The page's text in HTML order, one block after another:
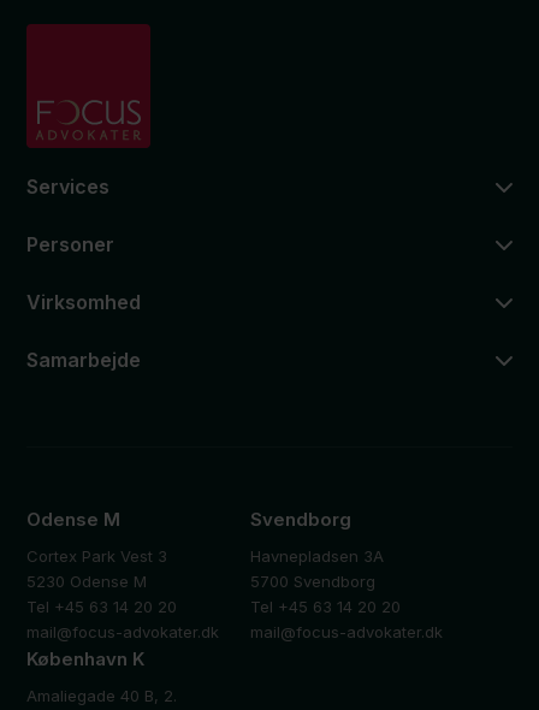
Services
Personer
Virksomhed
Samarbejde
Odense M
Cortex Park Vest 3
5230 Odense M
Tel +45 63 14 20 20
mail@focus-advokater.dk
Svendborg
Havnepladsen 3A
5700 Svendborg
Tel +45 63 14 20 20
mail@focus-advokater.dk
København K
Amaliegade 40 B, 2.